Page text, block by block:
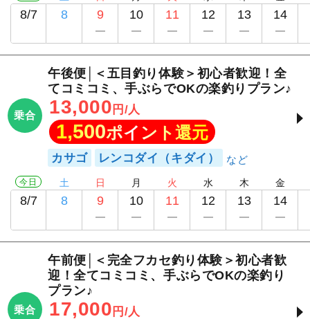
8/7 8 9 10 11 12 13 14
乗合
午後便│＜五目釣り体験＞初心者歓迎！全
てコミコミ、手ぶらでOKの楽釣りプラン♪
13,000 円/人
1,500ポイント還元
カサゴ レンコダイ（キダイ）
今日
8/7
土
8
日
9
月
10
火
11
水
12
木
13
金
14
乗合
午前便│＜完全フカセ釣り体験＞初心者歓
迎！全てコミコミ、手ぶらでOKの楽釣り
プラン♪
17,000 円/人